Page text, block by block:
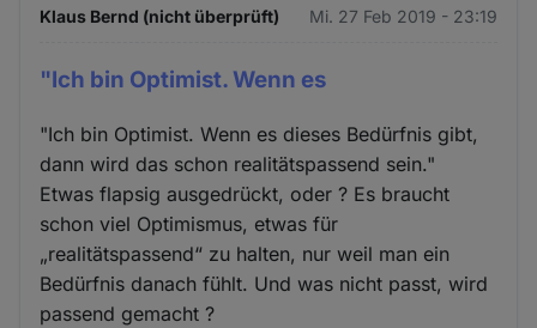
Klaus Bernd (nicht überprüft) Mi. 27 Feb 2019 - 23:19
"Ich bin Optimist. Wenn es
"Ich bin Optimist. Wenn es dieses Bedürfnis gibt,
dann wird das schon realitätspassend sein."
Etwas flapsig ausgedrückt, oder ? Es braucht
schon viel Optimismus, etwas für
„realitätspassend“ zu halten, nur weil man ein
Bedürfnis danach fühlt. Und was nicht passt, wird
passend gemacht ?